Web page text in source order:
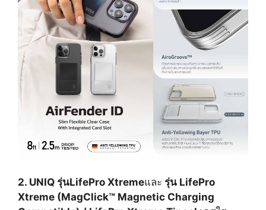
2. UNIQ รุ่นLifePro Xtremeและ รุ่น LifePro
Xtreme (MagClick™ Magnetic Charging